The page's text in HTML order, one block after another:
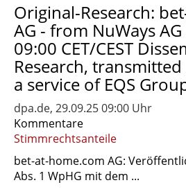
Original-Research:
AG - from NuWays
09:00 CET/CEST
Research, transmitted
a service of EQS
dpa.de, 29.09.25 09:00 Uhr
Kommentare
Stimmrechtsanteile
bet-at-home.com AG:
Abs. 1 WpHG mit dem ...